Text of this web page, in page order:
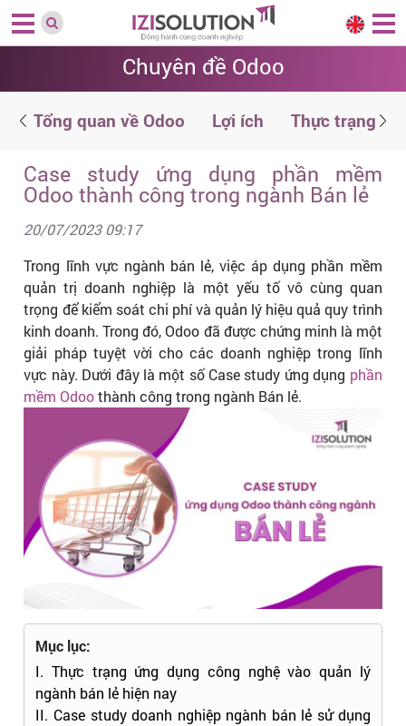
Chuyên đề Odoo
Tổng quan về Odoo Lợi ích Thực trạng
Case study ứng dụng phần mềm
Odoo thành công trong ngành Bán lẻ
20/07/2023 09:17
Trong lĩnh vực ngành bán lẻ, việc áp dụng phần mềm
quản trị doanh nghiệp là một yếu tố vô cùng quan
trọng để kiểm soát chi phí và quản lý hiệu quả quy trình
kinh doanh. Trong đó, Odoo đã được chứng minh là một
giải pháp tuyệt vời cho các doanh nghiệp trong lĩnh
vực này. Dưới đây là một số Case study ứng dụng phần
mềm Odoothành công trong ngành Bán lẻ.
Mục lục:
I. Thực trạng ứng dụng công nghệ vào quản lý
ngành bán lẻ hiện nay
II. Case study doanh nghiệp ngành bán lẻ sử dụng